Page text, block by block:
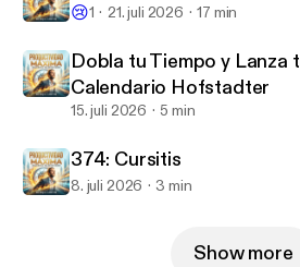
😢1 21. juli 2026 17 min
Dobla tu Tiempo y Lanza
Calendario Hofstadter
15. juli 2026 5 min
374: Cursitis
8. juli 2026 3 min
Show more